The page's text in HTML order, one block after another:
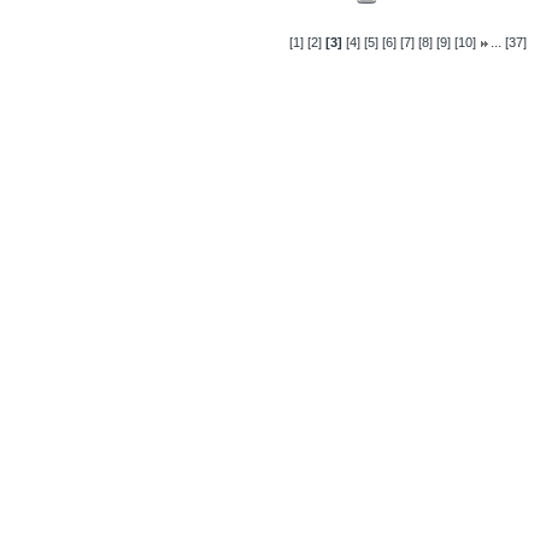
[1] [2] [3] [4] [5] [6] [7] [8] [9] [10] ...[37]